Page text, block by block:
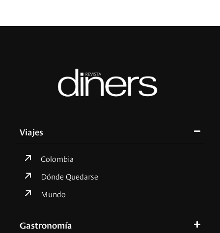
Viajes
Colombia
Dónde Quedarse
Mundo
Gastronomía